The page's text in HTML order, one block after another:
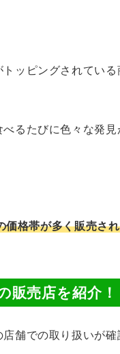
ッピングされてい
るたびに色々な発
格帯が多く販売さ
販売店を紹介！
舗での取り扱いが確